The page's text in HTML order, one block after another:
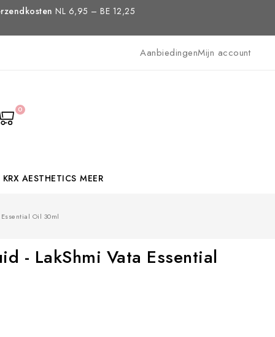
NL 6,95 – BE 12,25
AanbiedingenMijn account
0
KRX AESTHETICS MEER
Oil 30ml
- LakShmi Vata Essential